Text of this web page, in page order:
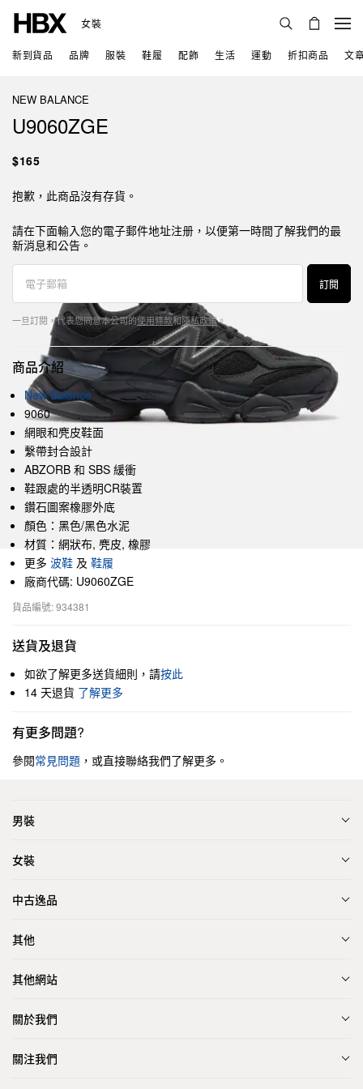
女裝
新到貨品 品牌 服裝 鞋履 配飾 生活 運動 折扣商品 文
NEW BALANCE
U9060ZGE
$165
抱歉，此商品沒有存貨。
請在下面輸入您的電子郵件地址注册，以便第一時間了解我們的最
新消息和公告。
訂閱
一旦訂閱，代表您同意本公司的使用條款和隱私政策。
商品介紹
New Balance
9060
網眼和麂皮鞋面
繫帶封合設計
ABZORB 和 SBS 緩衝
鞋跟處的半透明CR裝置
鑽石圖案橡膠外底
顏色：黑色/黑色水泥
材質：網狀布, 麂皮, 橡膠
更多 波鞋 及 鞋履
廠商代碼: U9060ZGE
貨品編號: 934381
送貨及退貨
如欲了解更多送貨細則，請按此
14 天退貨 了解更多
有更多問題?
參閱常見問題 ，或直接聯絡我們了解更多。
男裝
女裝
中古逸品
其他
其他網站
關於我們
關注我們